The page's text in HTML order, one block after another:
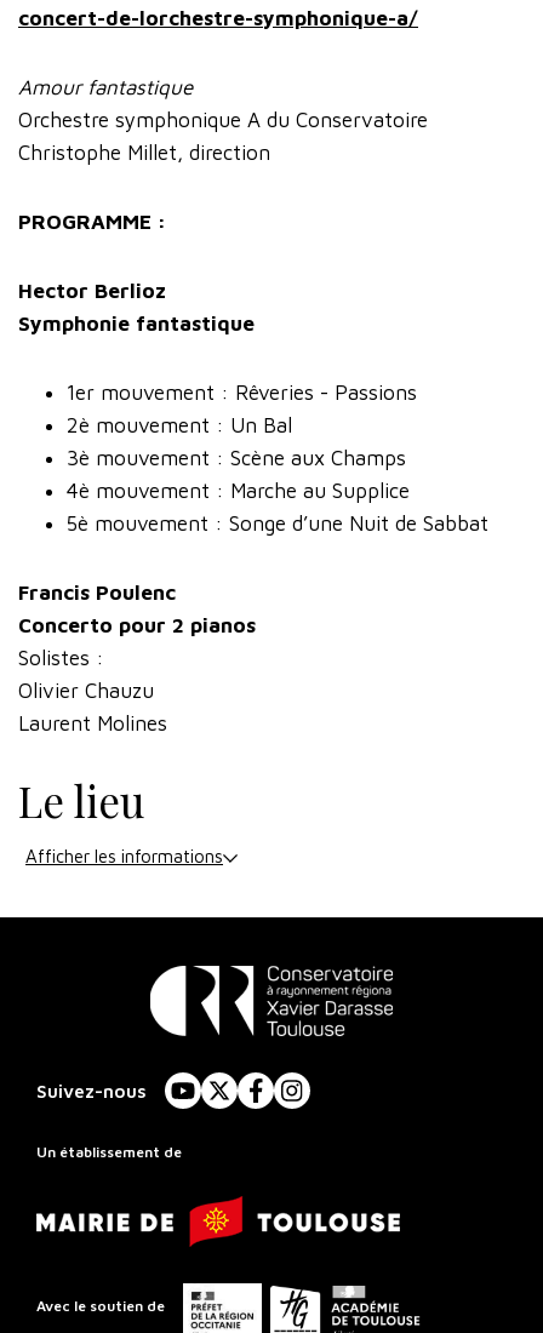
concert-de-lorchestre-symphonique-a/
Amour fantastique
Orchestre symphonique A du Conservatoire
Christophe Millet, direction
PROGRAMME :
Hector Berlioz
Symphonie fantastique
1er mouvement : Rêveries - Passions
2è mouvement : Un Bal
3è mouvement : Scène aux Champs
4è mouvement : Marche au Supplice
5è mouvement : Songe d’une Nuit de Sabbat
Francis Poulenc
Concerto pour 2 pianos
Solistes :
Olivier Chauzu
Laurent Molines
Le lieu
Afficher les informations
Rayonnement
Régional
Toulouse
Suivez-nous
YouTube
X FacebookInstagram
Un établissement de
Mairie
de
Avec le soutien de
Préfet
Conseil Académie